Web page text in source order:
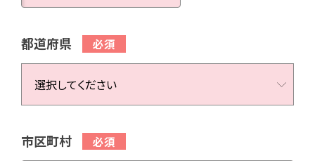
都道府県
市区町村